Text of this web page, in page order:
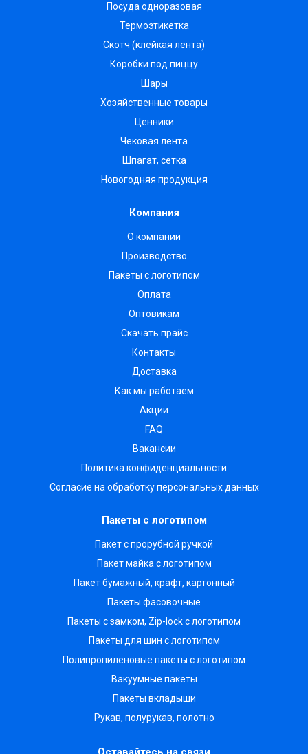
Посуда одноразовая
Термоэтикетка
Скотч (клейкая лента)
Коробки под пиццу
Шары
Хозяйственные товары
Ценники
Чековая лента
Шпагат, сетка
Новогодняя продукция
Компания
О компании
Производство
Пакеты с логотипом
Оплата
Оптовикам
Скачать прайс
Контакты
Доставка
Как мы работаем
Акции
FAQ
Вакансии
Политика конфиденциальности
Согласие на обработку персональных данных
Пакеты с логотипом
Пакет с прорубной ручкой
Пакет майка с логотипом
Пакет бумажный, крафт, картонный
Пакеты фасовочные
Пакеты с замком, Zip-lock с логотипом
Пакеты для шин с логотипом
Полипропиленовые пакеты с логотипом
Вакуумные пакеты
Пакеты вкладыши
Рукав, полурукав, полотно